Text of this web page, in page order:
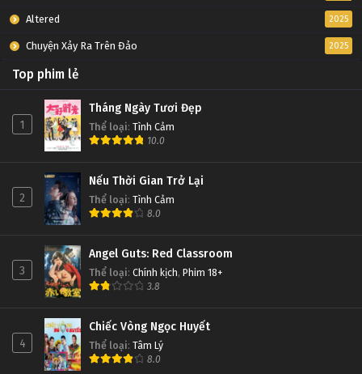
Altered 2025
Chuyện Xảy Ra Trên Đảo 2025
Top phim lẻ
1
Tháng Ngày Tươi Đẹp
Thể loại: Tình Cảm
10.0
2
Nếu Thời Gian Trở Lại
Thể loại: Tình Cảm
8.0
3
Angel Guts: Red Classroom
Thể loại: Chính kịch, Phim 18+
3.8
4
Chiếc Vòng Ngọc Huyết
Thể loại: Tâm Lý
8.0